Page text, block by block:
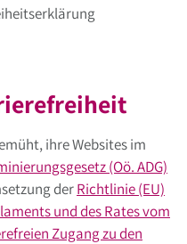
ihre Websites im
(Oö. ADG)
derRichtlinie (EU)
und des Rates vom
Zugang zu den